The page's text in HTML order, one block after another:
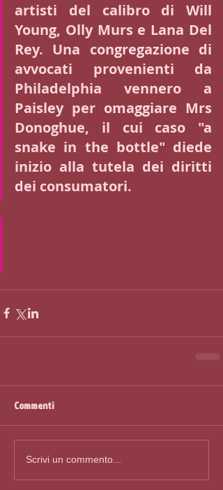
artisti del calibro di Will
Young, Olly Murs e Lana Del
Rey. Una congregazione di
avvocati provenienti da
Philadelphia vennero a
Paisley per omaggiare Mrs
Donoghue, il cui caso "a
snake in the bottle" diede
inizio alla tutela dei diritti
dei consumatori.
Commenti
Scrivi un commento...